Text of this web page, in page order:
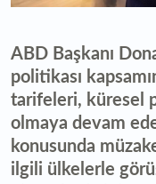
ABD Başkanı
politikası
tarifeleri, küresel
olmaya devam
konusunda
ilgili ülkelerle